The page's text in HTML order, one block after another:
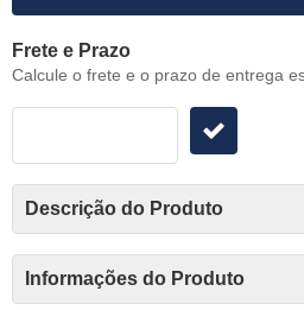
Frete e Prazo
Calcule o frete e o prazo de entrega
Descrição do Produto
Informações do Produto